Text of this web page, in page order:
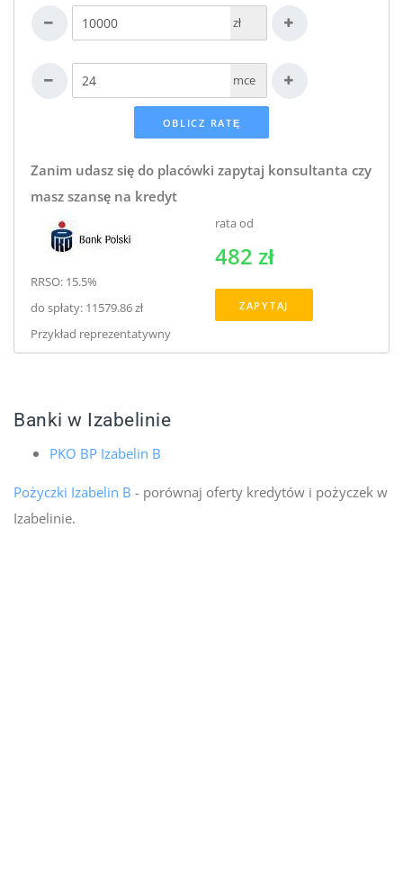
zł
mce
Zanim udasz się do placówki zapytaj konsultanta czy
masz szansę na kredyt
RRSO: 15.5%
do spłaty: 11579.86 zł
Przykład reprezentatywny
rata od
482 zł
ZAPYTAJ
Banki w Izabelinie
PKO BP Izabelin B
Pożyczki Izabelin B - porównaj oferty kredytów i pożyczek w
Izabelinie.